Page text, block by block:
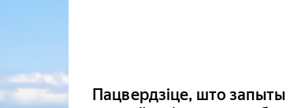
Пацвердзіце, што запыты